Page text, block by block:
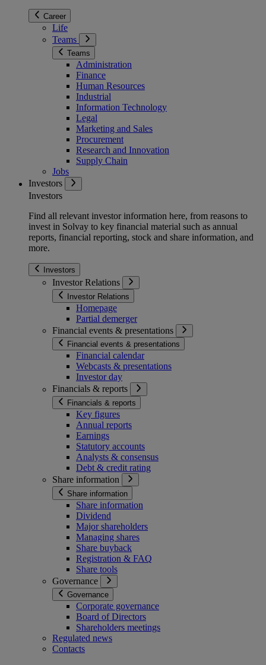
Career
Life
Teams
Teams
Administration
Finance
Human Resources
Industrial
Information Technology
Legal
Marketing and Sales
Procurement
Research and Innovation
Supply Chain
Jobs
Investors
Investors
Find all relevant investor information here, from reasons to
invest in Solvay to key financial material such as annual
reports, financial reporting, stock and share information, and
more.
Investors
Investor Relations
Investor Relations
Homepage
Partial demerger
Financial events & presentations
Financial events & presentations
Financial calendar
Webcasts & presentations
Investor day
Financials & reports
Financials & reports
Key figures
Annual reports
Earnings
Statutory accounts
Analysts & consensus
Debt & credit rating
Share information
Share information
Share information
Dividend
Major shareholders
Managing shares
Share buyback
Registration & FAQ
Share tools
Governance
Governance
Corporate governance
Board of Directors
Shareholders meetings
Regulated news
Contacts